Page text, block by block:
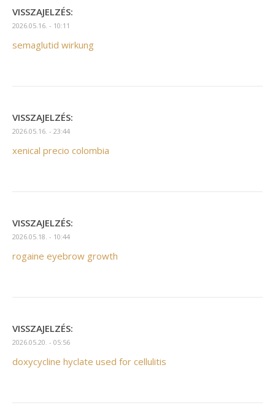
VISSZAJELZÉS:
2026.05.16. - 10:11
semaglutid wirkung
VISSZAJELZÉS:
2026.05.16. - 23:44
xenical precio colombia
VISSZAJELZÉS:
2026.05.18. - 10:44
rogaine eyebrow growth
VISSZAJELZÉS:
2026.05.20. - 05:56
doxycycline hyclate used for cellulitis